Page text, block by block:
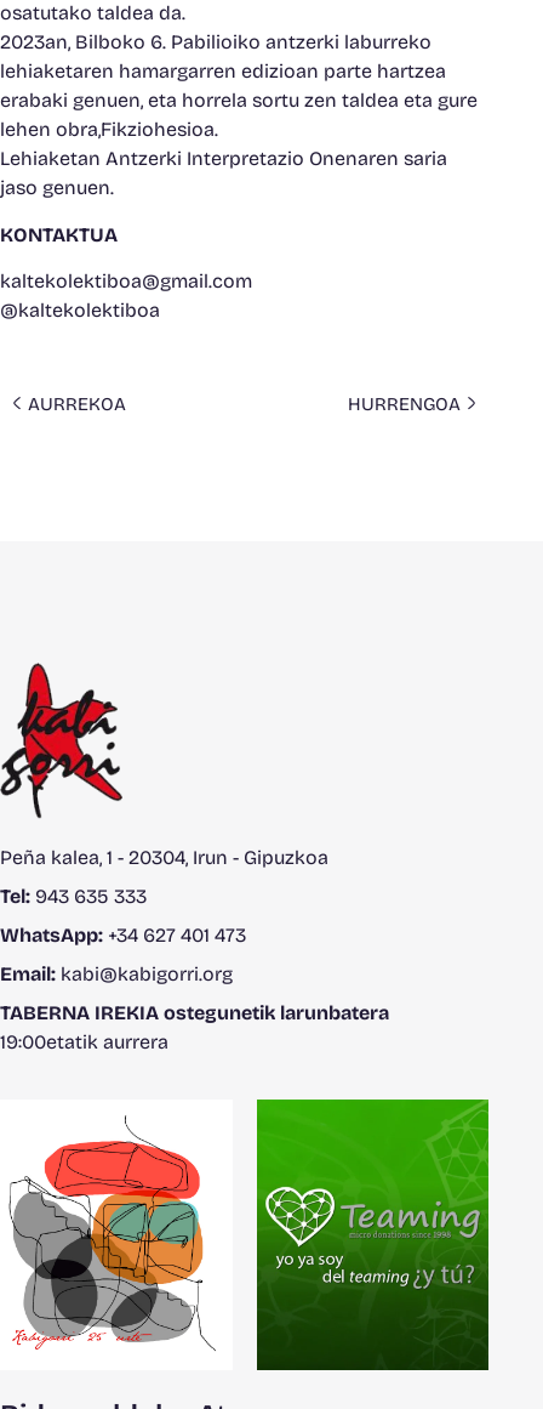
osatutako taldea da.
2023an, Bilboko 6. Pabilioiko antzerki laburreko
lehiaketaren hamargarren edizioan parte hartzea
erabaki genuen, eta horrela sortu zen taldea eta gure
lehen obra,Fikziohesioa.
Lehiaketan Antzerki Interpretazio Onenaren saria
jaso genuen.
KONTAKTUA
kaltekolektiboa@gmail.com
@kaltekolektiboa
AURREKOA HURRENGOA
Peña kalea, 1 - 20304, Irun - Gipuzkoa
Tel: 943 635 333
WhatsApp: +34 627 401 473
Email: kabi@kabigorri.org
TABERNA IREKIA ostegunetik larunbatera
19:00etatik aurrera